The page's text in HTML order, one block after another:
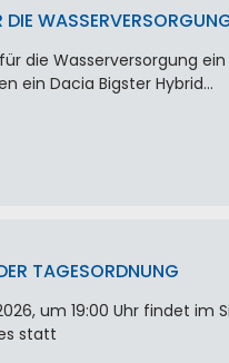
DIE
die Wasserversorgung
ein Dacia Bigster Hybrid…
TAGESORDNUNG
um 19:00 Uhr findet im
statt